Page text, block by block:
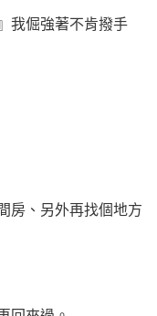
我倔強著不肯撥手
房、另外再找個地方